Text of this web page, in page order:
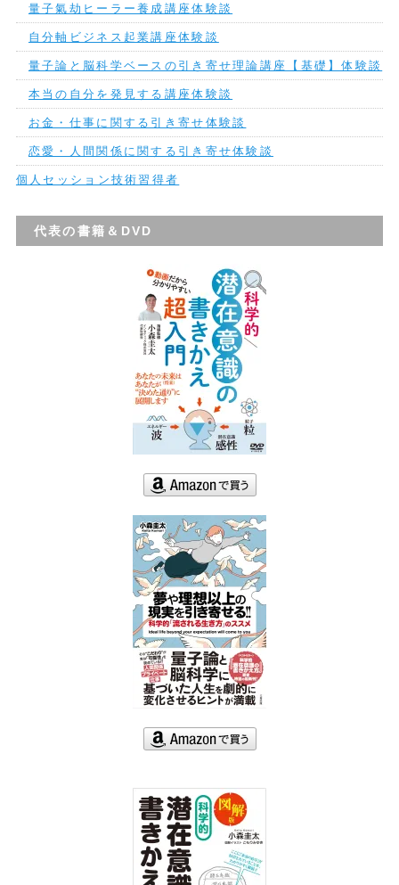
量子氣劫ヒーラー養成講座体験談
自分軸ビジネス起業講座体験談
量子論と脳科学ベースの引き寄せ理論講座【基礎】体験談
本当の自分を発見する講座体験談
お金・仕事に関する引き寄せ体験談
恋愛・人間関係に関する引き寄せ体験談
個人セッション技術習得者
代表の書籍＆DVD